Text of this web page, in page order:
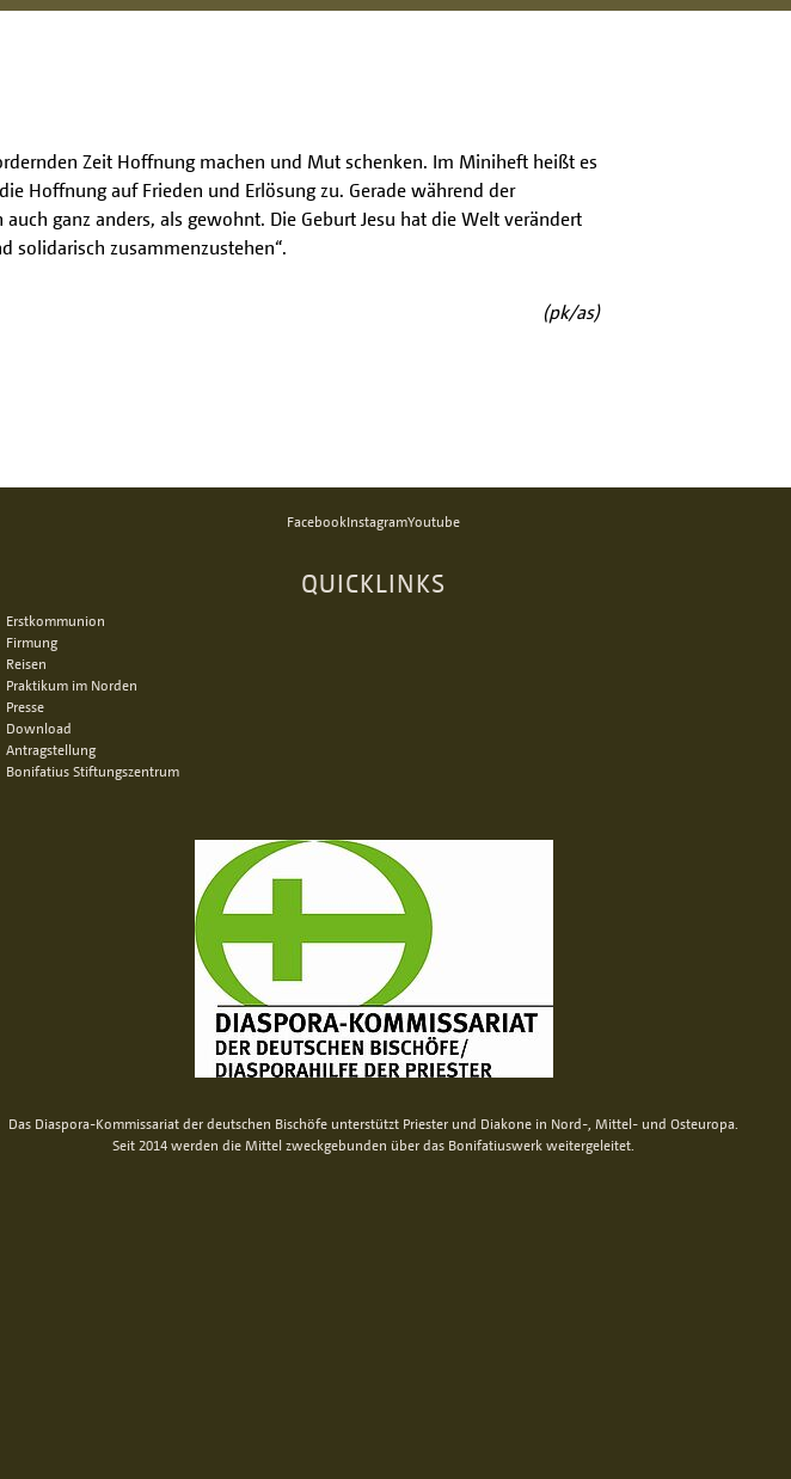
Zeit Hoffnung machen und Mut schenken. Im Miniheft heißt es
Hoffnung auf Frieden und Erlösung zu. Gerade während der
ganz anders, als gewohnt. Die Geburt Jesu hat die Welt verändert
solidarisch zusammenzustehen“.
(pk/as)
FacebookInstagramYoutube
QUICKLINKS
Erstkommunion
Firmung
Reisen
Praktikum im Norden
Presse
Download
Antragstellung
Bonifatius Stiftungszentrum
Das Diaspora-Kommissariat der deutschen Bischöfe unterstützt Priester und Diakone in Nord-, Mittel- und Osteuropa.
Seit 2014 werden die Mittel zweckgebunden über das Bonifatiuswerk weitergeleitet.